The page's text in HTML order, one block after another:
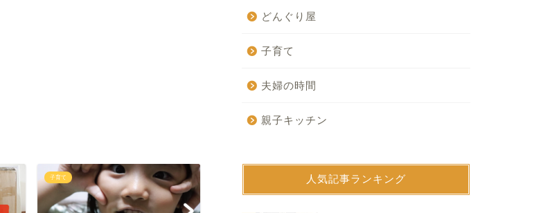
子育て 子育て
どんぐり屋
子育て
夫婦の時間
親子キッチン
人気記事ランキング